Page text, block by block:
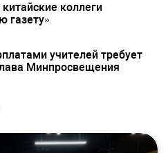
коллеги
газету»
учителей требует
Минпросвещения